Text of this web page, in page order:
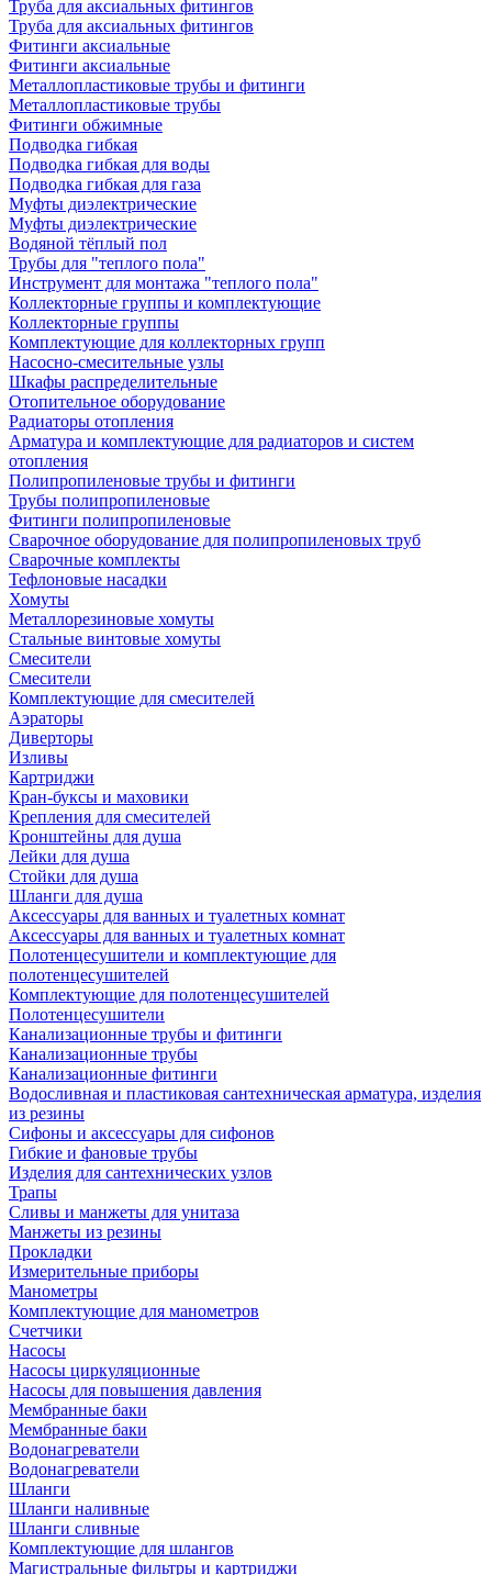
Труба для аксиальных фитингов
Труба для аксиальных фитингов
Фитинги аксиальные
Фитинги аксиальные
Металлопластиковые трубы и фитинги
Металлопластиковые трубы
Фитинги обжимные
Подводка гибкая
Подводка гибкая для воды
Подводка гибкая для газа
Муфты диэлектрические
Муфты диэлектрические
Водяной тёплый пол
Трубы для "теплого пола"
Инструмент для монтажа "теплого пола"
Коллекторные группы и комплектующие
Коллекторные группы
Комплектующие для коллекторных групп
Насосно-смесительные узлы
Шкафы распределительные
Отопительное оборудование
Радиаторы отопления
Арматура и комплектующие для радиаторов и систем
отопления
Полипропиленовые трубы и фитинги
Трубы полипропиленовые
Фитинги полипропиленовые
Сварочное оборудование для полипропиленовых труб
Сварочные комплекты
Тефлоновые насадки
Хомуты
Металлорезиновые хомуты
Стальные винтовые хомуты
Смесители
Смесители
Комплектующие для смесителей
Аэраторы
Диверторы
Изливы
Картриджи
Кран-буксы и маховики
Крепления для смесителей
Кронштейны для душа
Лейки для душа
Стойки для душа
Шланги для душа
Аксессуары для ванных и туалетных комнат
Аксессуары для ванных и туалетных комнат
Полотенцесушители и комплектующие для
полотенцесушителей
Комплектующие для полотенцесушителей
Полотенцесушители
Канализационные трубы и фитинги
Канализационные трубы
Канализационные фитинги
Водосливная и пластиковая сантехническая арматура, изделия
из резины
Сифоны и аксессуары для сифонов
Гибкие и фановые трубы
Изделия для сантехнических узлов
Трапы
Сливы и манжеты для унитаза
Манжеты из резины
Прокладки
Измерительные приборы
Манометры
Комплектующие для манометров
Счетчики
Насосы
Насосы циркуляционные
Насосы для повышения давления
Мембранные баки
Мембранные баки
Водонагреватели
Водонагреватели
Шланги
Шланги наливные
Шланги сливные
Комплектующие для шлангов
Магистральные фильтры и картриджи